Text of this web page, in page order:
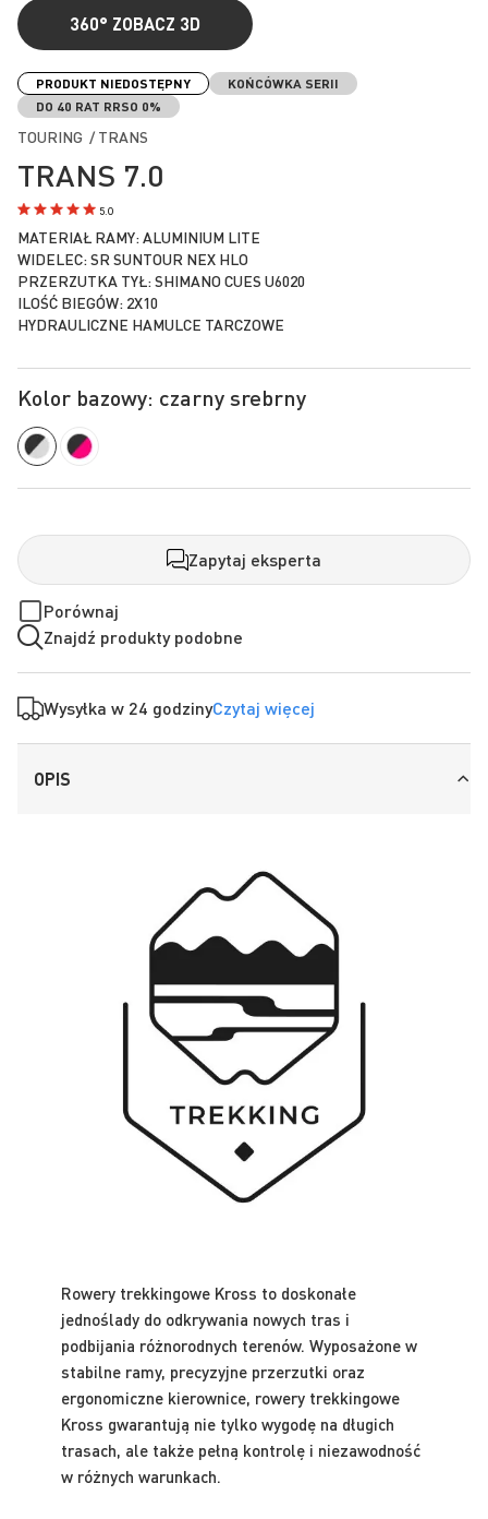
360° ZOBACZ 3D
na
początek
TRANS 7.0
5.0
PRODUKT NIEDOSTĘPNY
KOŃCÓWKA SERII
DO 40 RAT RRSO 0%
TOURING / TRANS
MATERIAŁ RAMY: ALUMINIUM LITE
WIDELEC: SR SUNTOUR NEX HLO
PRZERZUTKA TYŁ: SHIMANO CUES U6020
ILOŚĆ BIEGÓW: 2X10
HYDRAULICZNE HAMULCE TARCZOWE
Kolor bazowy: czarny srebrny
Zapytaj eksperta
Porównaj
Znajdź produkty podobne
Wysyłka w 24 godzinyCzytaj więcej
OPIS
Rowery trekkingowe Kross to doskonałe
jednoślady do odkrywania nowych tras i
podbijania różnorodnych terenów. Wyposażone w
stabilne ramy, precyzyjne przerzutki oraz
ergonomiczne kierownice, rowery trekkingowe
Kross gwarantują nie tylko wygodę na długich
trasach, ale także pełną kontrolę i niezawodność
w różnych warunkach.